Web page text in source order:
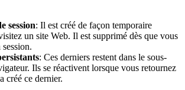
session: Il est créé de façon temporaire
un site Web. Il est supprimé dès que vous
: Ces derniers restent dans le sous-
Ils se réactivent lorsque vous retournez
créé ce dernier.